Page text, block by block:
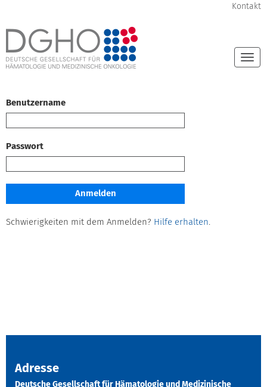
Kontakt
Benutzername
Passwort
Schwierigkeiten mit dem Anmelden? Hilfe erhalten.
Adresse
Deutsche Gesellschaft für Hämatologie und Medizinische